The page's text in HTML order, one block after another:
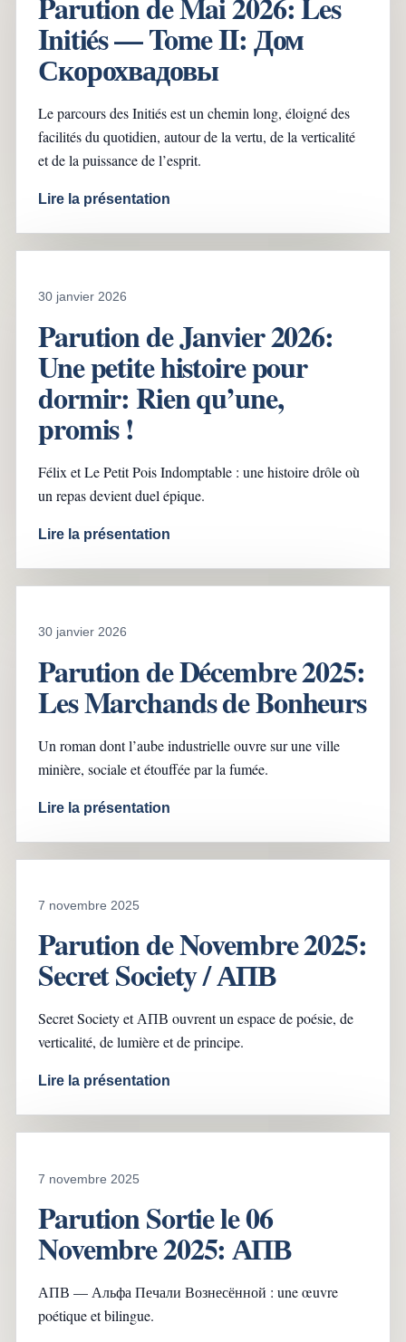
Initiés — Tome II: Дом
Скорохвадовы
Le parcours des Initiés est un chemin long, éloigné des
facilités du quotidien, autour de la vertu, de la verticalité
et de la puissance de l’esprit.
Lire la présentation
30 janvier 2026
Parution de Janvier 2026:
Une petite histoire pour
dormir: Rien qu’une,
promis !
Félix et Le Petit Pois Indomptable : une histoire drôle où
un repas devient duel épique.
Lire la présentation
30 janvier 2026
Parution de Décembre 2025:
Les Marchands de Bonheurs
Un roman dont l’aube industrielle ouvre sur une ville
minière, sociale et étouffée par la fumée.
Lire la présentation
7 novembre 2025
Parution de Novembre 2025:
Secret Society / АПВ
Secret Society et АПВ ouvrent un espace de poésie, de
verticalité, de lumière et de principe.
Lire la présentation
7 novembre 2025
Parution Sortie le 06
Novembre 2025: АПВ
АПВ — Альфа Печали Вознесённой : une œuvre
poétique et bilingue.